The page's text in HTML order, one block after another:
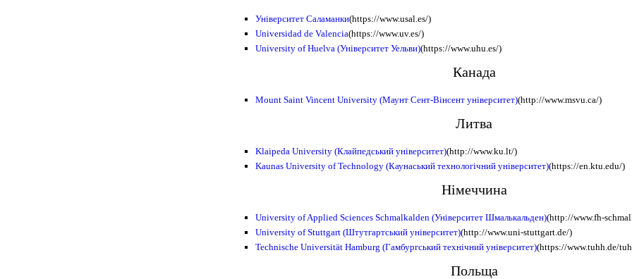
Університет Саламанки(https://www.usal.es/)
Universidad de Valencia(https://www.uv.es/)
University of Huelva (Університет Уельви)(https://www.uhu.es/)
Канада
Mount Saint Vincent University (Маунт Сент-Вінсент університет)(http://www.msvu.ca/)
Литва
Klaipeda University (Клайпедський університет)(http://www.ku.lt/)
Kaunas University of Technology (Каунаський технологічний університет)(https://en.ktu.edu/)
Німеччина
University of Applied Sciences Schmalkalden (Університет Шмалькальден)(http://www.fh-
University of Stuttgart (Штутгартський університет)(http://www.uni-stuttgart.de/)
Technische Universität Hamburg (Гамбургський технічний університет)(https://www.tuhh.de/
Польща